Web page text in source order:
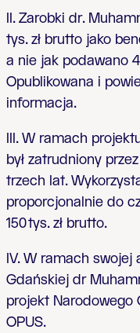
II. Zarobki dr.
tys. zł brutto jako
a nie jak podawano
Opublikowana i
informacja.
III. W ramach
był zatrudniony
trzech lat.
proporcjonalnie do
150 tys. zł brutto.
IV. W ramach
Gdańskiej dr
projekt Narodowego
OPUS.